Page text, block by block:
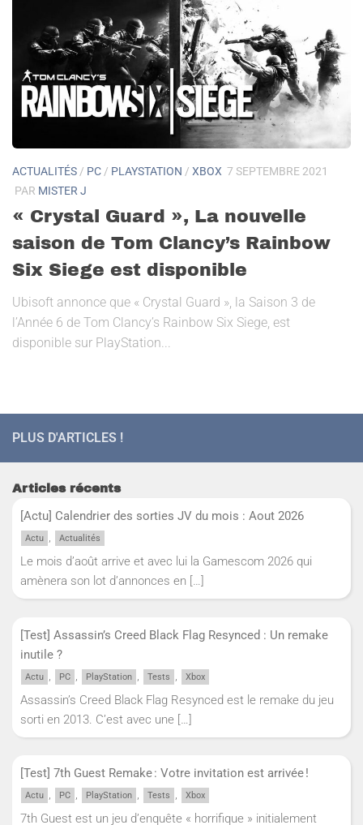
ACTUALITÉS / PC / PLAYSTATION / XBOX 7 SEPTEMBRE 2021
PAR MISTER J
« Crystal Guard », La nouvelle
saison de Tom Clancy’s Rainbow
Six Siege est disponible
Ubisoft annonce que « Crystal Guard », la Saison 3 de
l’Année 6 de Tom Clancy’s Rainbow Six Siege, est
disponible sur PlayStation...
PLUS D'ARTICLES !
Articles récents
[Actu] Calendrier des sorties JV du mois : Aout 2026
Actu , Actualités
Le mois d’août arrive et avec lui la Gamescom 2026 qui
amènera son lot d’annonces en […]
[Test] Assassin’s Creed Black Flag Resynced : Un remake
inutile ?
Actu , PC , PlayStation , Tests , Xbox
Assassin’s Creed Black Flag Resynced est le remake du jeu
sorti en 2013. C’est avec une […]
[Test] 7th Guest Remake : Votre invitation est arrivée !
Actu , PC , PlayStation , Tests , Xbox
7th Guest est un jeu d’enquête « horrifique » initialement